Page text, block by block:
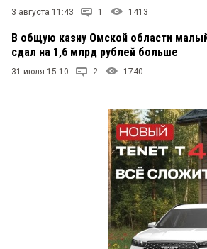
3 августа 11:43 1 1413
В общую казну Омской области
сдал на 1,6 млрд рублей больше
31 июля 15:10 2 1740